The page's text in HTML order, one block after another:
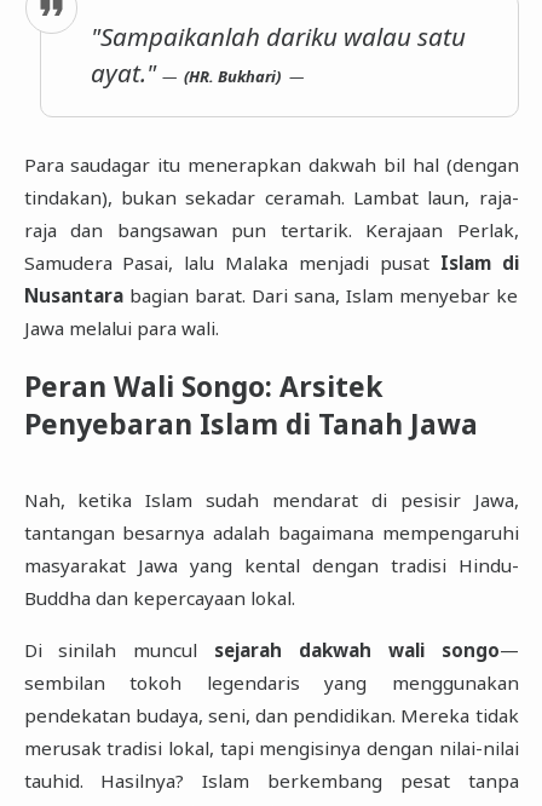
"Sampaikanlah dariku walau satu
ayat."
(HR. Bukhari)
Para saudagar itu menerapkan dakwah bil hal (dengan
tindakan), bukan sekadar ceramah. Lambat laun, raja-
raja dan bangsawan pun tertarik. Kerajaan Perlak,
Samudera Pasai, lalu Malaka menjadi pusat Islam di
Nusantarabagian barat. Dari sana, Islam menyebar ke
Jawa melalui para wali.
Peran Wali Songo: Arsitek
Penyebaran Islam di Tanah Jawa
Nah, ketika Islam sudah mendarat di pesisir Jawa,
tantangan besarnya adalah bagaimana mempengaruhi
masyarakat Jawa yang kental dengan tradisi Hindu-
Buddha dan kepercayaan lokal.
Di sinilah muncul sejarah dakwah wali songo—
sembilan tokoh legendaris yang menggunakan
pendekatan budaya, seni, dan pendidikan. Mereka tidak
merusak tradisi lokal, tapi mengisinya dengan nilai-nilai
tauhid. Hasilnya? Islam berkembang pesat tanpa